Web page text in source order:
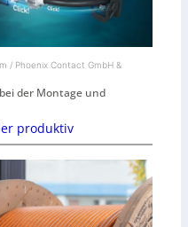
/ Phoenix Contact GmbH &
der Montage und
produktiv